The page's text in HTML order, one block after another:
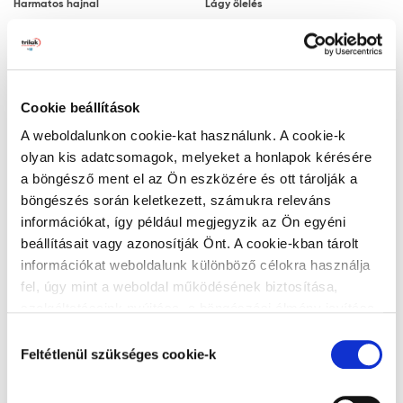
Cookie beállítások
A weboldalunkon cookie-kat használunk. A cookie-k
olyan kis adatcsomagok, melyeket a honlapok kérésére
a böngésző ment el az Ön eszközére és ott tárolják a
böngészés során keletkezett, számukra releváns
információkat, így például megjegyzik az Ön egyéni
beállításait vagy azonosítják Önt. A cookie-kban tárolt
információkat weboldalunk különböző célokra használja
fel, úgy mint a weboldal működésének biztosítása,
szabott ajánlatok megjelenítése, látogatottsági adatok
elemzése. A weboldalunk által alkalmazott cookie-k,
különösen a Google Analytics cookie-k működéséről,
kiválasztása
Feltétlenül szükséges cookie-k
Megjegyzés: a javasolt rétegfelépítések minden
esetben a legjobb tudásunk szerinti ajánlások, a
vizsgálatától.
Tanácsok, ajánlások, speciális tudnivalók, egyebek
A végleges, ellenálló filmréteg 14 nap
elteltével alakul ki. A filmréteg ezt követően
válik vízzel, tisztítószerrel moshatóvá.
A gipszkarton lapra történő felhordáskor
az alapfelület nedvességre különösen
érzékeny. Ez hólyagosodást és lepattogzást
szellőzésről és hőmérsékletről.
Harmatos hajnal Lágy ölelés
Ezüstszürke Naplemente
Zöld lagúna Titán